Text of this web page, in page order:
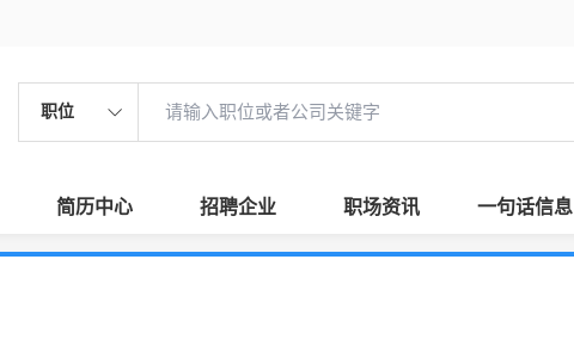
职位
简历中心 招聘企业 职场资讯 一句话信息